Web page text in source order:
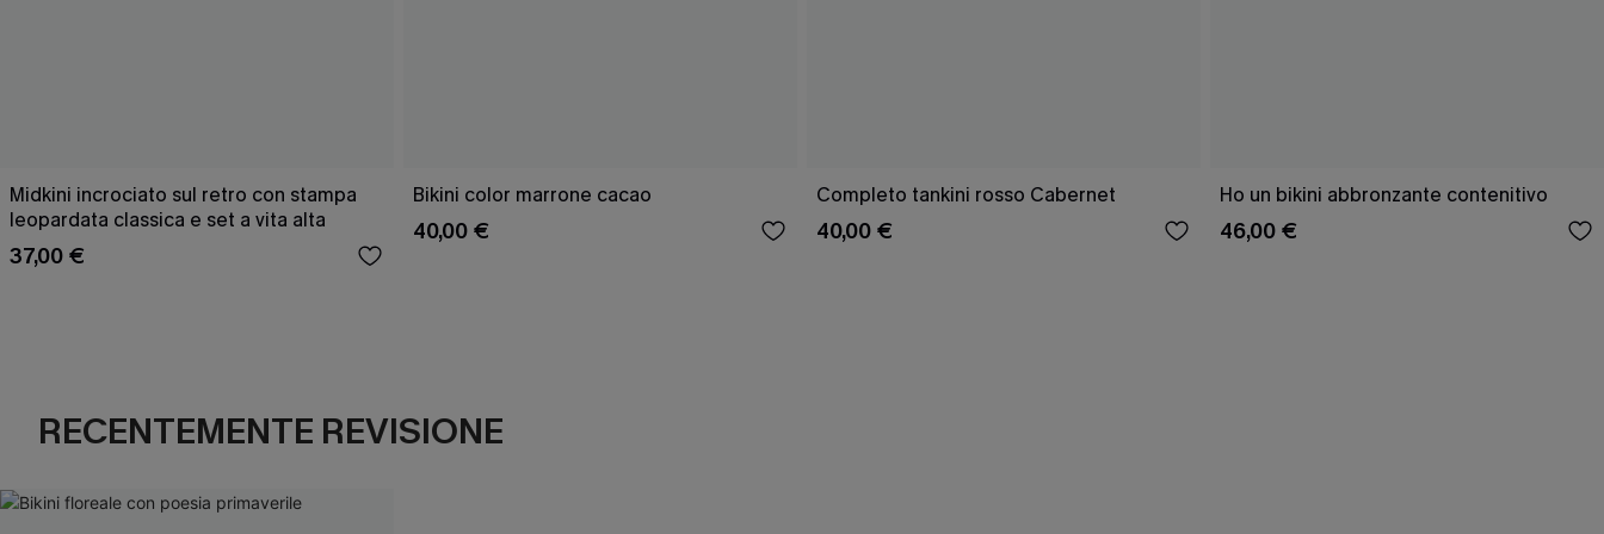
Midkini incrociato sul retro con stampa
leopardata classica e set a vita alta
37,00 €
Bikini color marrone cacao
40,00 €
Completo tankini rosso Cabernet
40,00 €
Ho un bikini abbronzante contenitivo
46,00 €
RECENTEMENTE REVISIONE